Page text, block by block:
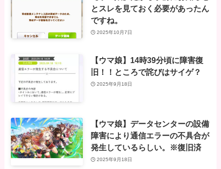
とスレを見ておく必要があったん
ですね。
2025年10月7日
【ウマ娘】14時39分頃に障害復
旧！！ところで詫びはサイゲ？
2025年9月18日
【ウマ娘】データセンターの設備
障害により通信エラーの不具合が
発生しているらしい。※復旧済
2025年9月18日